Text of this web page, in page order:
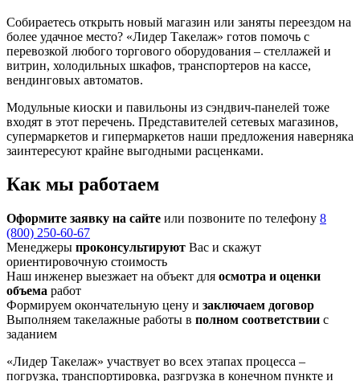
Собираетесь открыть новый магазин или заняты переездом на
более удачное место? «Лидер Такелаж» готов помочь с
перевозкой любого торгового оборудования – стеллажей и
витрин, холодильных шкафов, транспортеров на кассе,
вендинговых автоматов.
Модульные киоски и павильоны из сэндвич-панелей тоже
входят в этот перечень. Представителей сетевых магазинов,
супермаркетов и гипермаркетов наши предложения наверняка
заинтересуют крайне выгодными расценками.
Как мы работаем
Оформите заявку на сайте или позвоните по телефону 8
(800) 250-60-67
Менеджеры проконсультируют Вас и скажут
ориентировочную стоимость
Наш инженер выезжает на объект для осмотра и оценки
объема работ
Формируем окончательную цену и заключаем договор
Выполняем такелажные работы в полном соответствии с
заданием
«Лидер Такелаж» участвует во всех этапах процесса –
погрузка, транспортировка, разгрузка в конечном пункте и